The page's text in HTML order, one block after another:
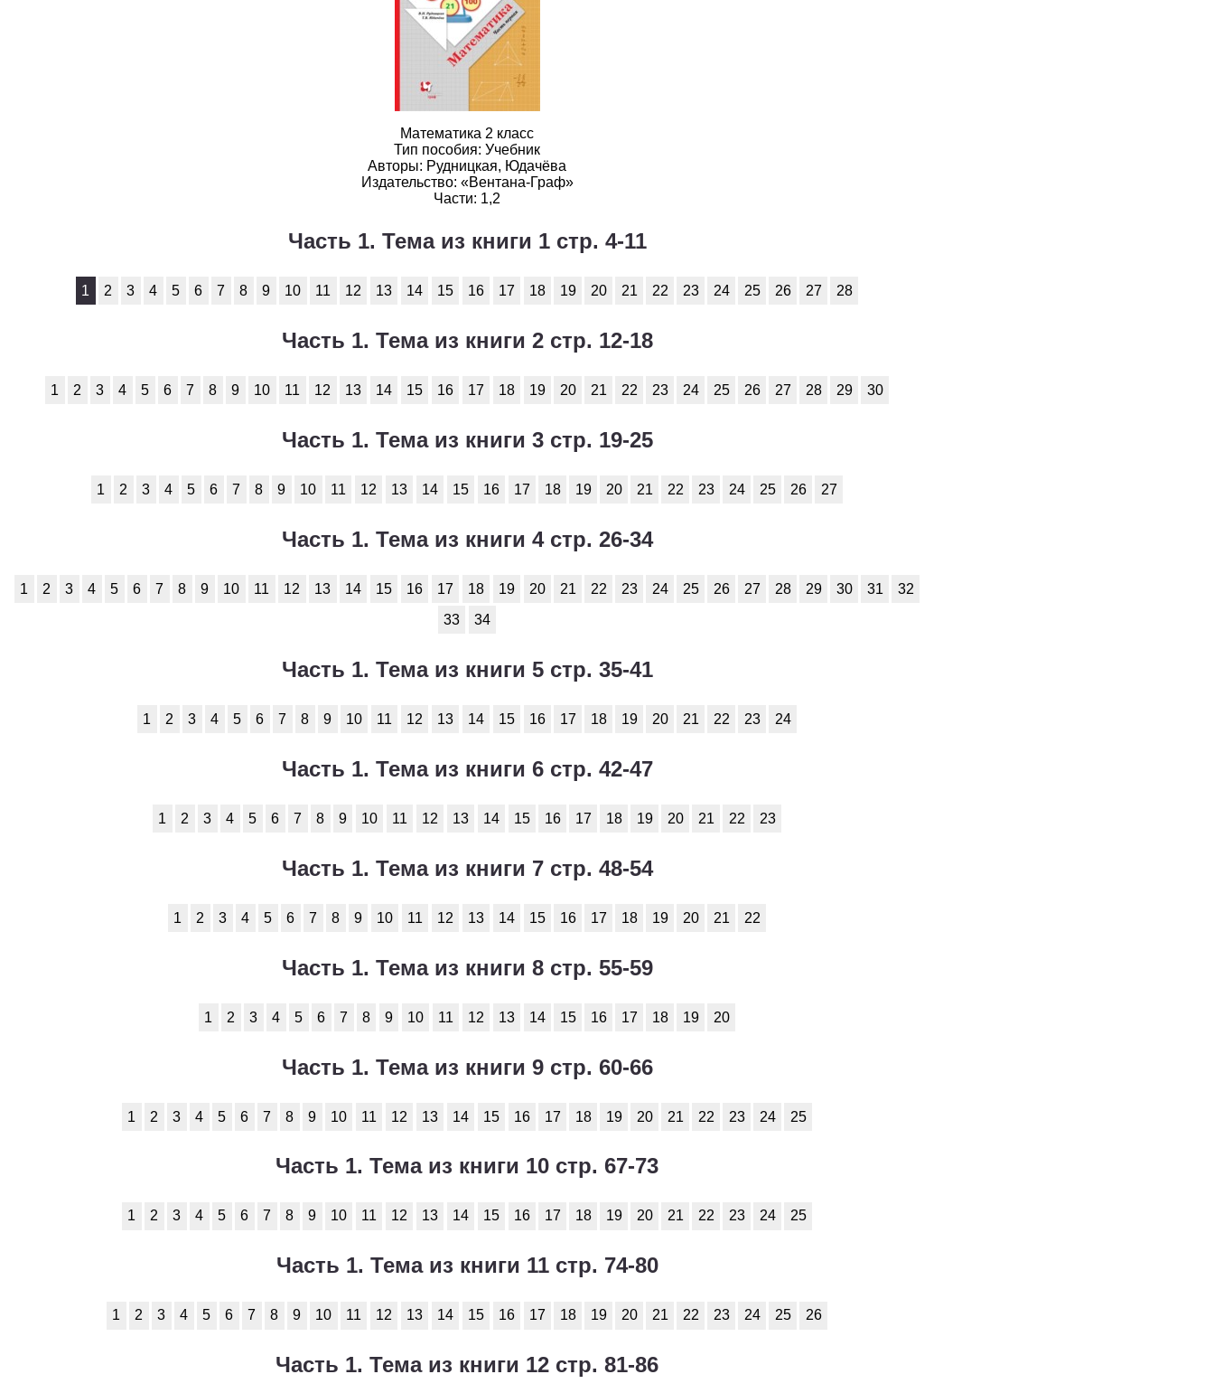
2 3
3
2 3
2 3
1 2 3
1
Обществоведение
2 3 4
Русский язык
1 2 4 5 7 8
Французский язык
1 2 3 4 5 6 7
1 2 3
Математика 2 класс
Тип пособия: Учебник
Авторы: Рудницкая, Юдачёва
Издательство: «Вентана-Граф»
Части: 1,2
Часть 1. Тема из книги 1 стр. 4-11
1 2 3 4 5 6 7 8 9 10 11 12 13 14 15 16 17 18 19 20 21 22 23 24 25 26 27 28
Часть 1. Тема из книги 2 стр. 12-18
1 2 3 4 5 6 7 8 9 10 11 12 13 14 15 16 17 18 19 20 21 22 23 24 25 26 27 28 29 30
Часть 1. Тема из книги 3 стр. 19-25
1 2 3 4 5 6 7 8 9 10 11 12 13 14 15 16 17 18 19 20 21 22 23 24 25 26 27
Часть 1. Тема из книги 4 стр. 26-34
1 2 3 4 5 6 7 8 9 10 11 12 13 14 15 16 17 18 19 20 21 22 23 24 25 26 27 28 29 30 31
32
33
34
Часть 1. Тема из книги 5 стр. 35-41
1 2 3 4 5 6 7 8 9 10 11 12 13 14 15 16 17 18 19 20 21 22 23 24
Часть 1. Тема из книги 6 стр. 42-47
1 2 3 4 5 6 7 8 9 10 11 12 13 14 15 16 17 18 19 20 21 22 23
Часть 1. Тема из книги 7 стр. 48-54
1 2 3 4 5 6 7 8 9 10 11 12 13 14 15 16 17 18 19 20 21 22
Часть 1. Тема из книги 8 стр. 55-59
1 2 3 4 5 6 7 8 9 10 11 12 13 14 15 16 17 18 19 20
Часть 1. Тема из книги 9 стр. 60-66
1 2 3 4 5 6 7 8 9 10 11 12 13 14 15 16 17 18 19 20 21 22 23 24 25
Часть 1. Тема из книги 10 стр. 67-73
1 2 3 4 5 6 7 8 9 10 11 12 13 14 15 16 17 18 19 20 21 22 23 24 25
Часть 1. Тема из книги 11 стр. 74-80
1 2 3 4 5 6 7 8 9 10 11 12 13 14 15 16 17 18 19 20 21 22 23 24 25 26
Часть 1. Тема из книги 12 стр. 81-86